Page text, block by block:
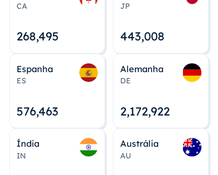
CA
268,495
JP
443,008
Espanha
ES
576,463
Alemanha
DE
2,172,922
Índia
IN
Austrália
AU